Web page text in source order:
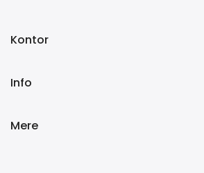
Kontor
Info
Mere